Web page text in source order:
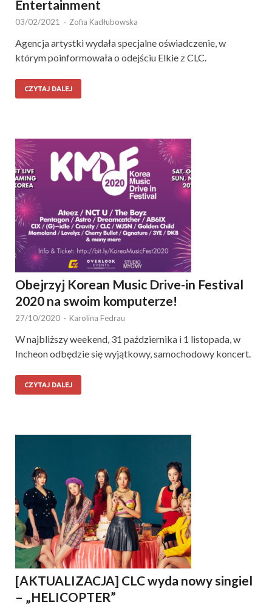
Entertainment
03/02/2021 - Zofia Kadłubowska
Agencja artystki wydała specjalne oświadczenie, w
którym poinformowała o odejściu Elkie z CLC.
CZYTAJ DALEJ
Obejrzyj Korean Music Drive-in Festival
2020 na swoim komputerze!
27/10/2020 - Karolina Fedrau
W najbliższy weekend, 31 października i 1 listopada, w
Incheon odbędzie się wyjątkowy, samochodowy koncert.
CZYTAJ DALEJ
[AKTUALIZACJA] CLC wyda nowy singiel
– „HELICOPTER”